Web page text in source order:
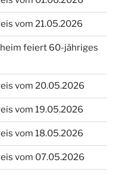
vom 21.05.2026
feiert 60-jähriges
vom 20.05.2026
vom 19.05.2026
vom 18.05.2026
vom 07.05.2026